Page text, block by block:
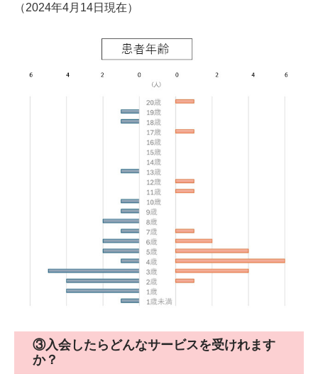
（2024年4月14日現在）
③入会したらどんなサービスを受けれます
か？